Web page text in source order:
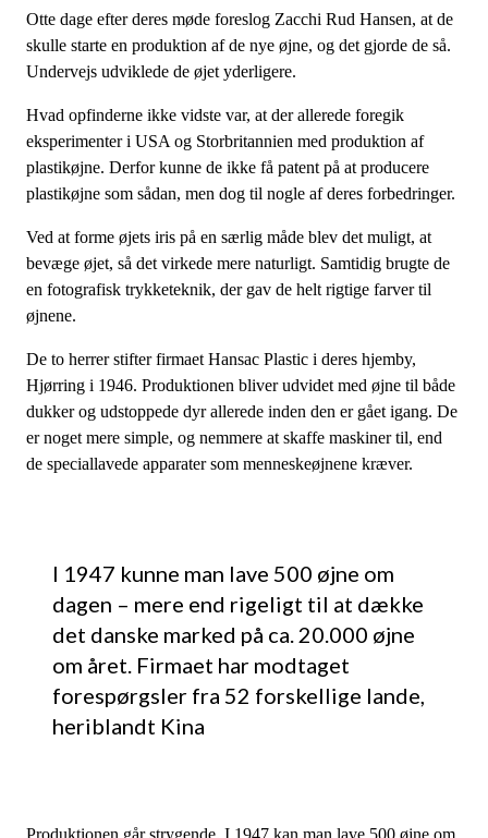
Otte dage efter deres møde foreslog Zacchi Rud Hansen, at de
skulle starte en produktion af de nye øjne, og det gjorde de så.
Undervejs udviklede de øjet yderligere.
Hvad opfinderne ikke vidste var, at der allerede foregik
eksperimenter i USA og Storbritannien med produktion af
plastikøjne. Derfor kunne de ikke få patent på at producere
plastikøjne som sådan, men dog til nogle af deres forbedringer.
Ved at forme øjets iris på en særlig måde blev det muligt, at
bevæge øjet, så det virkede mere naturligt. Samtidig brugte de
en fotografisk trykketeknik, der gav de helt rigtige farver til
øjnene.
De to herrer stifter firmaet Hansac Plastic i deres hjemby,
Hjørring i 1946. Produktionen bliver udvidet med øjne til både
dukker og udstoppede dyr allerede inden den er gået igang. De
er noget mere simple, og nemmere at skaffe maskiner til, end
de speciallavede apparater som menneskeøjnene kræver.
I 1947 kunne man lave 500 øjne om
dagen – mere end rigeligt til at dække
det danske marked på ca. 20.000 øjne
om året. Firmaet har modtaget
forespørgsler fra 52 forskellige lande,
heriblandt Kina
Produktionen går strygende. I 1947 kan man lave 500 øjne om